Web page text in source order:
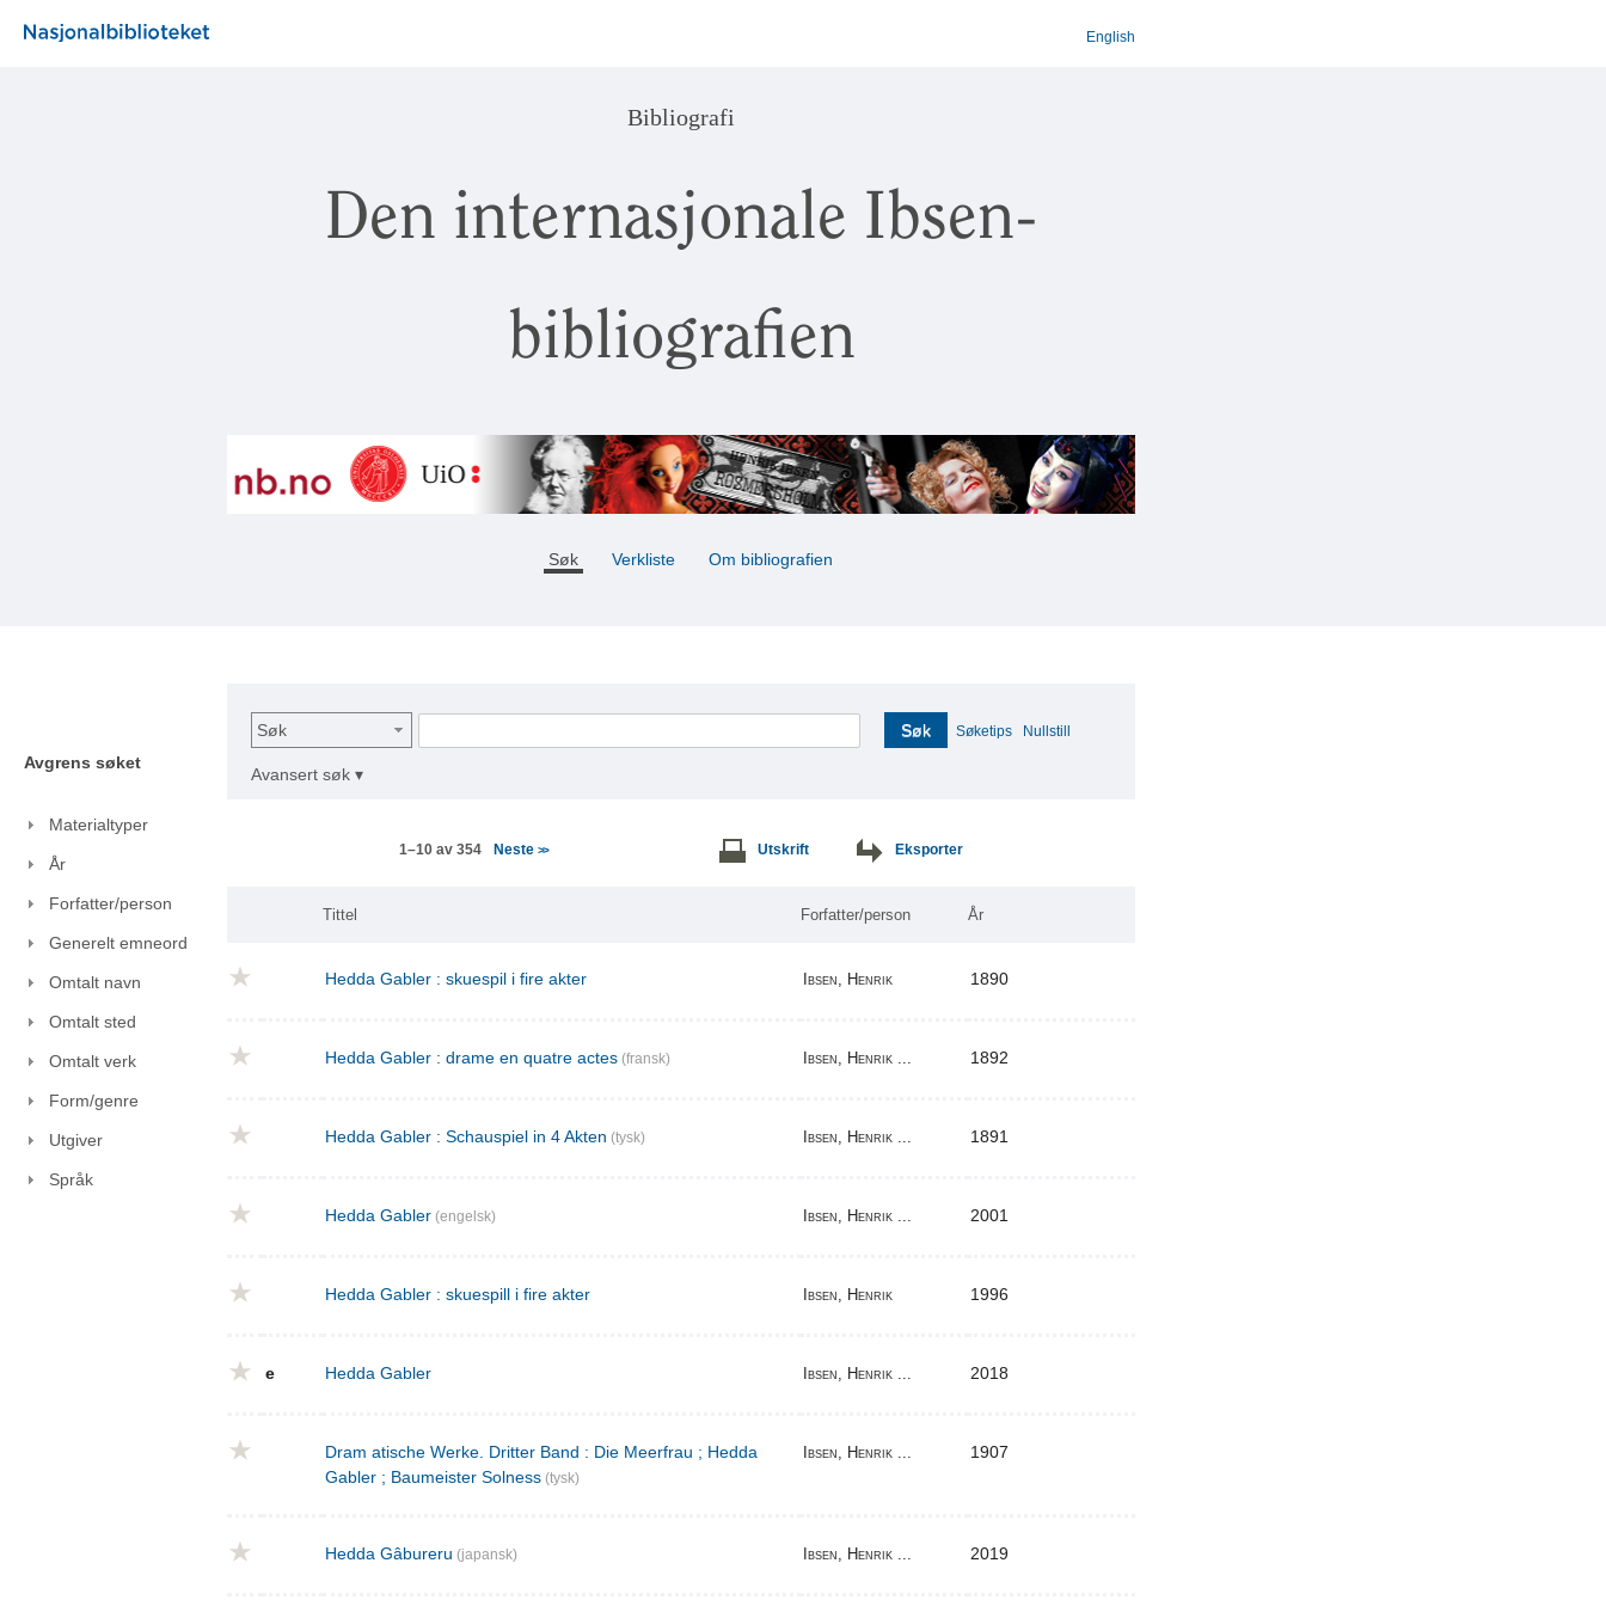
English
Bibliografi
Den internasjonale Ibsen-
bibliografien
Søk Verkliste Om bibliografien
Avgrens søket
Materialtyper
År
Forfatter/person
Generelt emneord
Omtalt navn
Omtalt sted
Omtalt verk
Form/genre
Utgiver
Språk
Søk Søk Søketips Nullstill
Avansert søk ▾
1–10 av 354 Neste >> Utskrift Eksporter
Tittel Forfatter/person År
Hedda Gabler : skuespil i fire akter Ibsen, Henrik 1890
Hedda Gabler : drame en quatre actes (fransk) Ibsen, Henrik ... 1892
Hedda Gabler : Schauspiel in 4 Akten (tysk) Ibsen, Henrik ... 1891
Hedda Gabler (engelsk) Ibsen, Henrik ... 2001
Hedda Gabler : skuespill i fire akter Ibsen, Henrik 1996
e Hedda Gabler Ibsen, Henrik ... 2018
Dram atische Werke. Dritter Band : Die Meerfrau ; Hedda
Gabler ; Baumeister Solness (tysk)
Ibsen, Henrik ... 1907
Hedda Gâbureru (japansk) Ibsen, Henrik ... 2019